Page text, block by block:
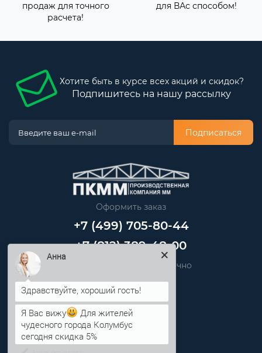
продаж для точного
расчета!
для ВАс способом!
Хотите быть в курсе всех акций и скидок?
Подпишитесь на нашу рассылку
Подписаться
Оформить заказ
+7 (499) 705-80-44
+7 (812) 389-48-00
Звоните нам круглосуточно
info@pkmm.ru
Информация
Здравствуйте, хороший гость!
Я Вас вижу
Для жителей
чудесного города Колумбус
сегодня скидка 5%